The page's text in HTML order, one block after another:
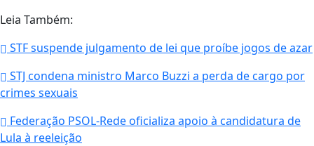
Leia Também:
STF suspende julgamento de lei que proíbe jogos de azar
STJ condena ministro Marco Buzzi a perda de cargo por
crimes sexuais
Federação PSOL-Rede oficializa apoio à candidatura de
Lula à reeleição